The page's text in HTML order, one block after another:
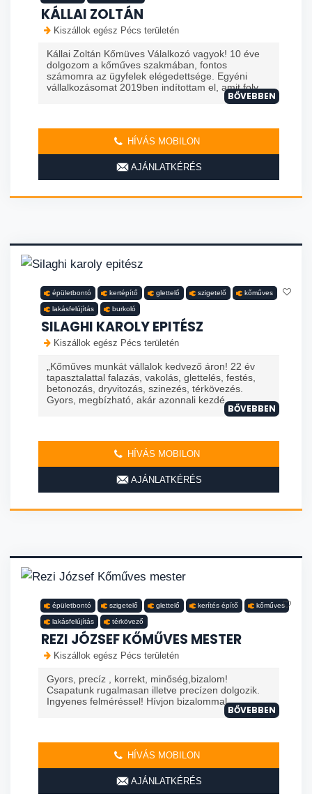
KÁLLAI ZOLTÁN
Kiszállok egész Pécs területén
Kállai Zoltán Kőmüves Válalkozó vagyok! 10 éve
dolgozom a kőműves szakmában, fontos
számomra az ügyfelek elégedettsége. Egyéni
vállalkozásomat 2019ben indítottam el, amit foly...
BŐVEBBEN
HÍVÁS MOBILON
AJÁNLATKÉRÉS
épületbontó kertépítő glettelő szigetelő kőműves
lakásfelújítás burkoló
SILAGHI KAROLY EPITÉSZ
Kiszállok egész Pécs területén
„Kőműves munkát vállalok kedvező áron! 22 év
tapasztalattal falazás, vakolás, glettelés, festés,
betonozás, dryvitozás, szinezés, térkövezés.
Gyors, megbízható, akár azonnali kezdé
BŐVEBBEN
HÍVÁS MOBILON
AJÁNLATKÉRÉS
épületbontó szigetelő glettelő kerítés építő kőműves
lakásfelújítás térkövező
REZI JÓZSEF KŐMŰVES MESTER
Kiszállok egész Pécs területén
Gyors, precíz , korrekt, minőség,bizalom!
Csapatunk rugalmasan illetve precízen dolgozik.
Ingyenes felméréssel! Hívjon bizalommal.
BŐVEBBEN
HÍVÁS MOBILON
AJÁNLATKÉRÉS